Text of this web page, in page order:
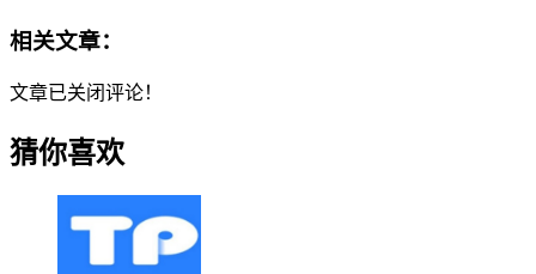
相关文章：
文章已关闭评论！
猜你喜欢